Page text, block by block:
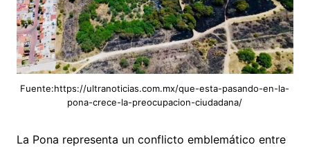
Fuente:https://ultranoticias.com.mx/que-esta-pasando-en-la-
pona-crece-la-preocupacion-ciudadana/
La Pona representa un conflicto emblemático entre